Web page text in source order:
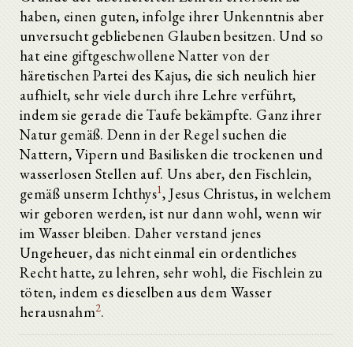
haben, einen guten, infolge ihrer Unkenntnis aber
unversucht gebliebenen Glauben besitzen. Und so
hat eine giftgeschwollene Natter von der
häretischen Partei des Kajus, die sich neulich hier
aufhielt, sehr viele durch ihre Lehre verführt,
indem sie gerade die Taufe bekämpfte. Ganz ihrer
Natur gemäß. Denn in der Regel suchen die
Nattern, Vipern und Basilisken die trockenen und
wasserlosen Stellen auf. Uns aber, den Fischlein,
gemäß unserm Ichthys1, Jesus Christus, in welchem
wir geboren werden, ist nur dann wohl, wenn wir
im Wasser bleiben. Daher verstand jenes
Ungeheuer, das nicht einmal ein ordentliches
Recht hatte, zu lehren, sehr wohl, die Fischlein zu
töten, indem es dieselben aus dem Wasser
herausnahm2.